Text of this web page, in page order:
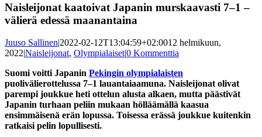
Naisleijonat kaatoivat Japanin murskaavasti 7–1 –
välierä edessä maanantaina
Juuso Sallinen|2022-02-12T13:04:59+02:0012 helmikuun,
2022|Naisleijonat, Olympialaiset|0 Kommenttia
Suomi voitti Japanin Pekingin olympialaisten
puolivälierottelussa 7–1 lauantaiaamuna. Naisleijonat olivat
parempi joukkue heti ottelun alusta alkaen, mutta päästivät
Japanin turhaan peliin mukaan hölläämällä kaasua
ensimmäisenä erän lopussa. Toisessa erässä joukkue kuitenkin
ratkaisi pelin lopullisesti.